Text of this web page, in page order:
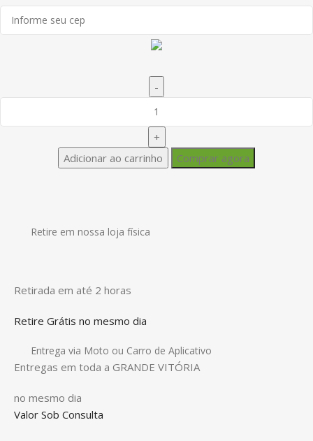
Adicionar ao carrinho Comprar agora
Retire em nossa loja física
Retirada em até 2 horas
Retire Grátis no mesmo dia
Entrega via Moto ou Carro de Aplicativo
Entregas em toda a GRANDE VITÓRIA
no mesmo dia
Valor Sob Consulta